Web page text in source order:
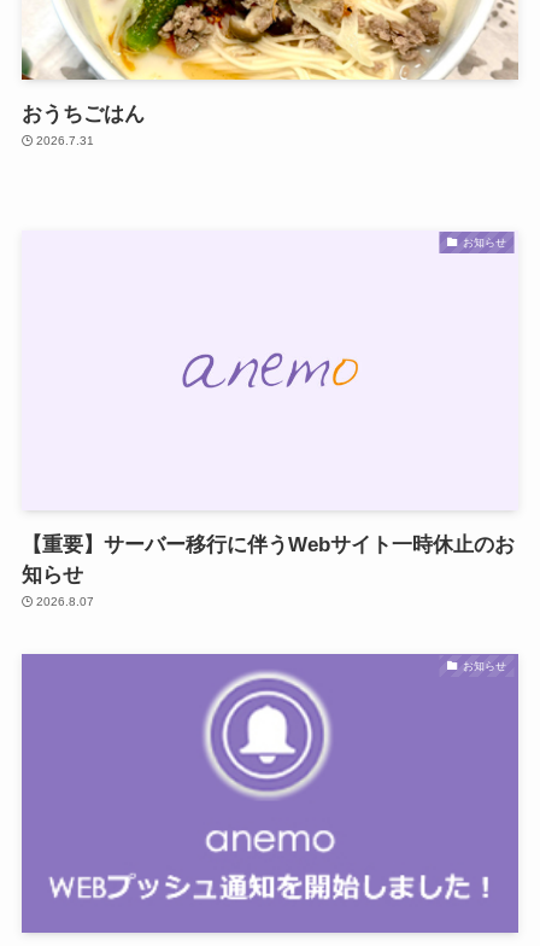
おうちごはん
2026.7.31
お知らせ
【重要】サーバー移行に伴うWebサイト一時休止のお
知らせ
2026.8.07
お知らせ